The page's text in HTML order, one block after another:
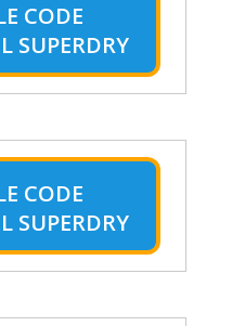
CODE
SUPERDRY
CODE
SUPERDRY